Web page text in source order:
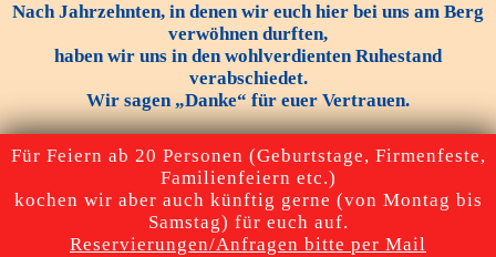
Nach Jahrzehnten, in denen wir euch hier bei uns am Berg
verwöhnen durften,
haben wir uns in den wohlverdienten Ruhestand
verabschiedet.
Wir sagen „Danke“ für euer Vertrauen.
Für Feiern ab 20 Personen (Geburtstage, Firmenfeste,
Familienfeiern etc.)
kochen wir aber auch künftig gerne (von Montag bis
Samstag) für euch auf.
Reservierungen/Anfragen bitte per Mail